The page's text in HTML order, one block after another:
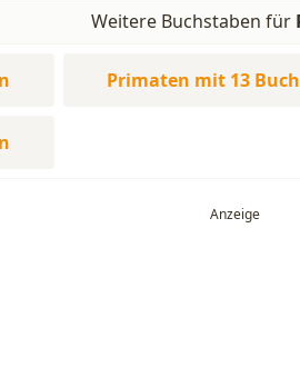
Weitere Buchstaben für
Primaten mit 13